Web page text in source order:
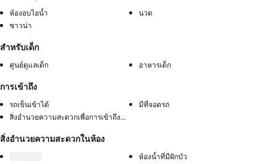
ห้องอบไอน้ำ
นวด
ซาวน่า
สำหรับเด็ก
ศูนย์ดูแลเด็ก อาหารเด็ก
การเข้าถึง
รถเข็นเข้าได้
มีที่จอดรถ
สิ่งอำนวยความสะดวกเพื่อการเข้าถึงในห้องพัก
สิ่งอำนวยความสะดวกในห้อง
ห้องน้ำที่มีฝักบัว